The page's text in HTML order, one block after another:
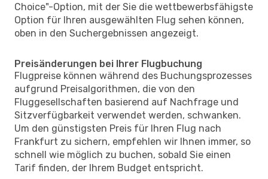
Choice"-Option, mit der Sie die wettbewerbsfähigste
Option für Ihren ausgewählten Flug sehen können,
oben in den Suchergebnissen angezeigt.
Preisänderungen bei Ihrer Flugbuchung
Flugpreise können während des Buchungsprozesses
aufgrund Preisalgorithmen, die von den
Fluggesellschaften basierend auf Nachfrage und
Sitzverfügbarkeit verwendet werden, schwanken.
Um den günstigsten Preis für Ihren Flug nach
Frankfurt zu sichern, empfehlen wir Ihnen immer, so
schnell wie möglich zu buchen, sobald Sie einen
Tarif finden, der Ihrem Budget entspricht.